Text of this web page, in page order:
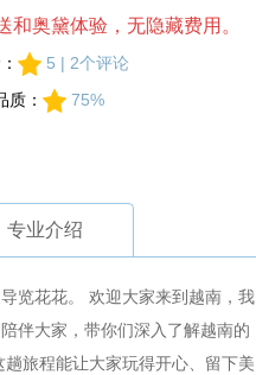
和奥黛体验，无隐藏费用。
5 | 2个评论
质：
75%
专业介绍
览花花。 欢迎大家来到越南，我
伴大家，带你们深入了解越南的
旅程能让大家玩得开心、留下美